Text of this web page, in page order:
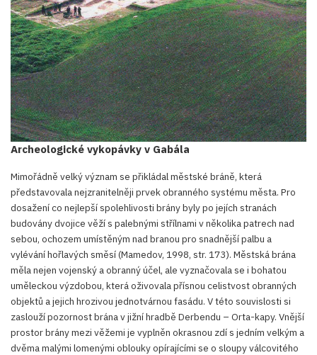
Archeologické vykopávky v Gabála
Mimořádně velký význam se přikládal městské bráně, která
představovala nejzranitelněji prvek obranného systému města. Pro
dosažení co nejlepší spolehlivosti brány byly po jejích stranách
budovány dvojice věží s palebnými střílnami v několika patrech nad
sebou, ochozem umístěným nad branou pro snadnější palbu a
vylévání hořlavých směsí (Mamedov, 1998, str. 173). Městská brána
měla nejen vojenský a obranný účel, ale vyznačovala se i bohatou
uměleckou výzdobou, která oživovala přísnou celistvost obranných
objektů a jejich hrozivou jednotvárnou fasádu. V této souvislosti si
zaslouží pozornost brána v jižní hradbě Derbendu – Orta-kapy. Vnější
prostor brány mezi věžemi je vyplněn okrasnou zdí s jedním velkým a
dvěma malými lomenými oblouky opírajícími se o sloupy válcovitého